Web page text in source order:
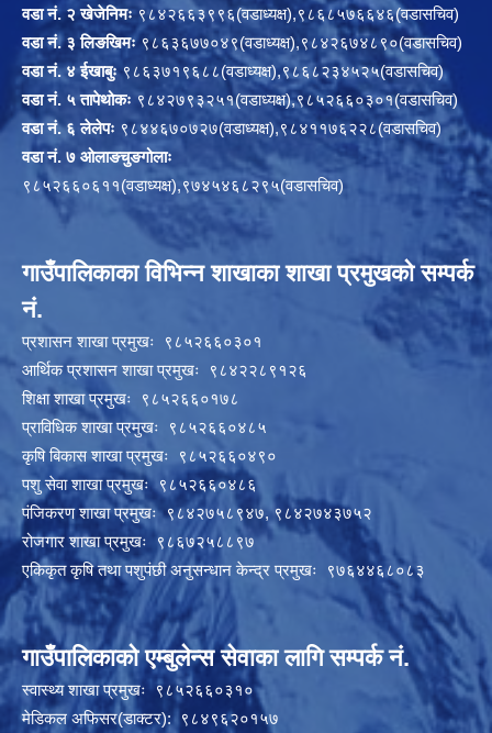
वडा नं. २ खेजेनिमः९८४२६६३९९६(वडाध्यक्ष),९८६८५७६६४६(वडासचिव)
वडा नं. ३ लिङखिमः९८६३६७७०४९(वडाध्यक्ष),९८४२६७४८९०(वडासचिव)
वडा नं. ४ ईखाबुः९८६३७१९६८८(वडाध्यक्ष),९८६८२३४५२५(वडासचिव)
वडा नं. ५ तापेथोकः ९८४२७९३२५१(वडाध्यक्ष),९८५२६६०३०१(वडासचिव)
वडा नं. ६ लेलेपः ९८४४६७०७२७(वडाध्यक्ष),९८४११७६२२८(वडासचिव)
वडा नं. ७ ओलाङचुङगोलाः
९८५२६६०६११(वडाध्यक्ष),९७४५४६८२९५(वडासचिव)
गाउँपालिकाका विभिन्न शाखाका शाखा प्रमुखको सम्पर्क
नं.
प्रशासन शाखा प्रमुखः ९८५२६६०३०१
आर्थिक प्रशासन शाखा प्रमुखः ९८४२२८९१२६
शिक्षा शाखा प्रमुखः ९८५२६६०१७८
प्राविधिक शाखा प्रमुखः ९८५२६६०४८५
कृषि बिकास शाखा प्रमुखः ९८५२६६०४९०
पशु सेवा शाखा प्रमुखः ९८५२६६०४८६
पंजिकरण शाखा प्रमुखः ९८४२७५८९४७, ९८४२७४३७५२
रोजगार शाखा प्रमुखः ९८६७२५८८९७
एकिकृत कृषि तथा पशुपंछी अनुसन्धान केन्द्र प्रमुखः ९७६४४६८०८३
गाउँपालिकाको एम्बुलेन्स सेवाका लागि सम्पर्क नं.
स्वास्थ्य शाखा प्रमुखः ९८५२६६०३१०
मेडिकल अफिसर(डाक्टर): ९८४९६२०१५७